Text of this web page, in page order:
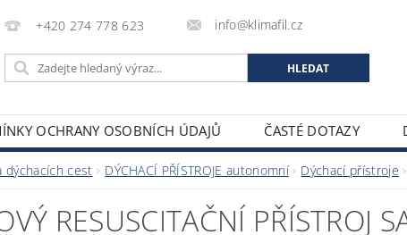
+420 274 778 623 info@klimafil.cz
OCHRANY OSOBNÍCH ÚDAJŮ ČASTÉ DOTAZY
dýchacích cest DÝCHACÍ PŘÍSTROJE autonomní Dýchací přístroje
RESUSCITAČNÍ PŘÍSTROJ